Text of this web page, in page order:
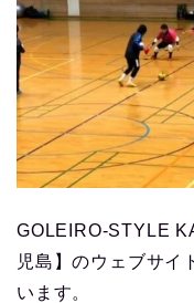
GOLEIRO-STYLE
児島】のウェブサイ
います。